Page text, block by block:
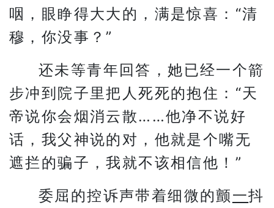
咽，眼睁得大大的，满是惊喜：“清
穆，你没事？”
还未等青年回答，她已经一个箭
步冲到院子里把人死死的抱住：“天
帝说你会烟消云散……他净不说好
话，我父神说的对，他就是个嘴无
遮拦的骗子，我就不该相信他！”
委屈的控诉声带着细微的颤一抖